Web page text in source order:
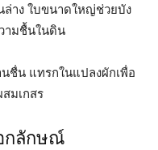
ล่าง ใบขนาดใหญ่ช่วยบัง
ามชื้นในดิน
นชื่น แทรกในแปลงผักเพื่อ
มเกสร
กลักษณ์